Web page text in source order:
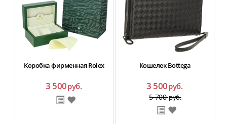
Коробка фирменная Rolex
3 500руб.
Кошелек Bottega
3 500руб.
5 700руб.